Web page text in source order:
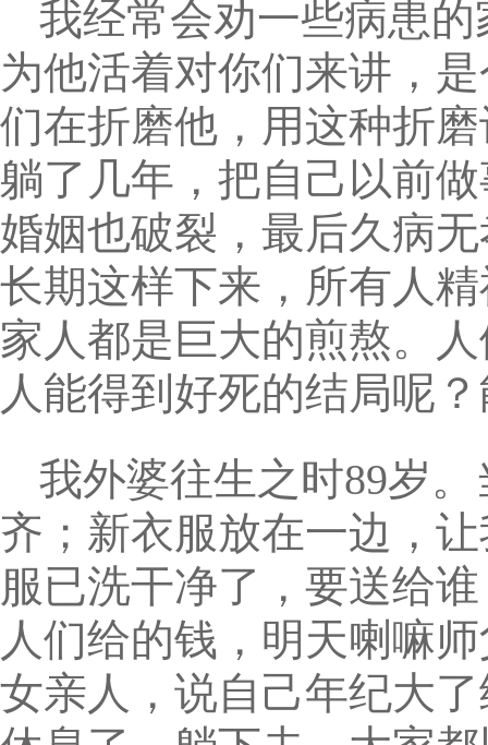
我经常会劝一些病患
为他活着对你们来讲，
们在折磨他，用这种折
躺了几年，把自己以前
婚姻也破裂，最后久病
长期这样下来，所有人
家人都是巨大的煎熬。
人能得到好死的结局呢
我外婆往生之时89岁
齐；新衣服放在一边，
服已洗干净了，要送给
人们给的钱，明天喇嘛
女亲人，说自己年纪大